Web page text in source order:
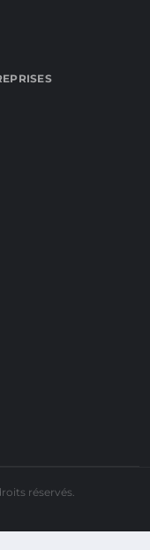
réservés.